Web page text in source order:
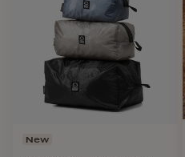
止水ジッパーで防水性を強化
YKK社の止水ジッパーで、外
（完全防水ではありません）
New